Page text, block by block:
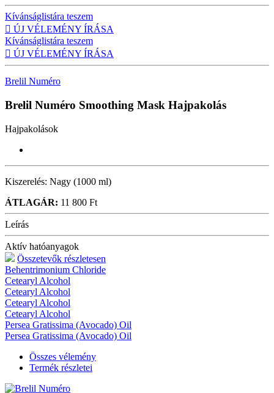
Kívánságlistára teszem
 ÚJ VÉLEMÉNY ÍRÁSA
Kívánságlistára teszem
 ÚJ VÉLEMÉNY ÍRÁSA
Brelil Numéro
Brelil Numéro Smoothing Mask Hajpakolás
Hajpakolások
Kiszerelés: Nagy (1000 ml)
ÁTLAGÁR: 11 800 Ft
Leírás
Aktív hatóanyagok
Összetevők részletesen
Behentrimonium Chloride
Cetearyl Alcohol
Cetearyl Alcohol
Cetearyl Alcohol
Cetearyl Alcohol
Persea Gratissima (Avocado) Oil
Persea Gratissima (Avocado) Oil
Összes vélemény
Termék részletei